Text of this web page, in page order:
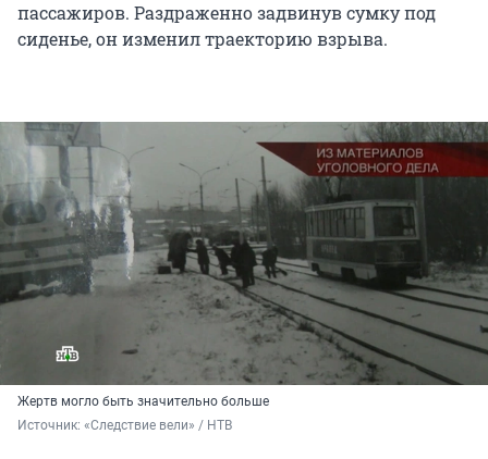
пассажиров. Раздраженно задвинув сумку под
сиденье, он изменил траекторию взрыва.
Жертв могло быть значительно больше
Источник: «Следствие вели» / НТВ